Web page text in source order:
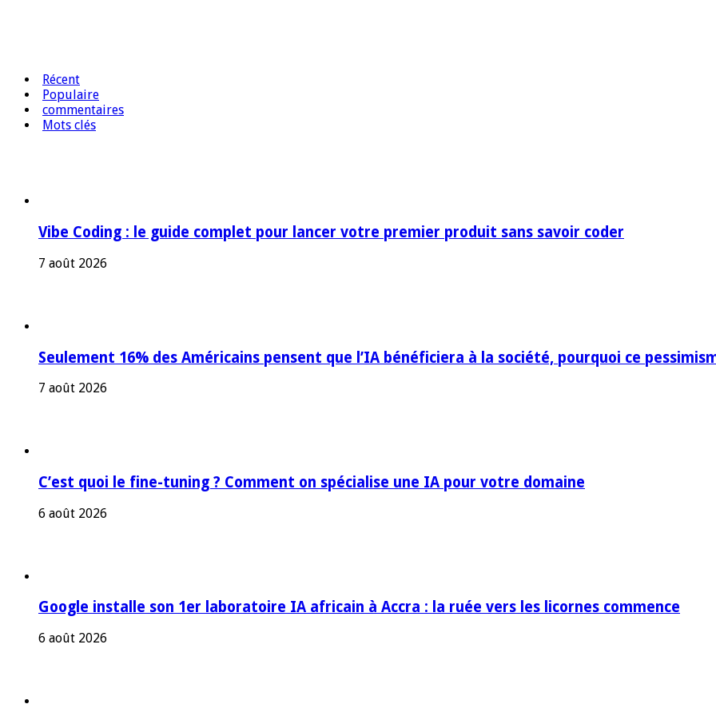
Récent
Populaire
commentaires
Mots clés
Vibe Coding : le guide complet pour lancer votre premier produit sans savoir coder
7 août 2026
Seulement 16% des Américains pensent que l’IA bénéficiera à la société, pourquoi ce
7 août 2026
C’est quoi le fine-tuning ? Comment on spécialise une IA pour votre domaine
6 août 2026
Google installe son 1er laboratoire IA africain à Accra : la ruée vers les licornes commence
6 août 2026